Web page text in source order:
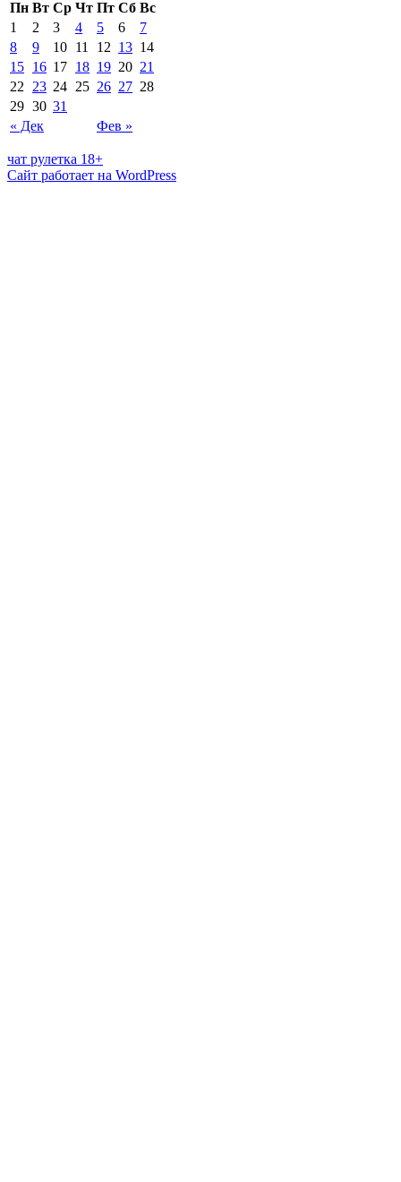
Пн Вт Ср Чт Пт Сб Вс
« Дек Фев »
1 2 3 4 5 6
7
8
9 10 11 12 13 14
15 16 17 18 19 20 21
22
23 24 25 26 27 28
29 30 31
чат рулетка 18+
Сайт работает на WordPress